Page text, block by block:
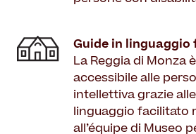
Guide in
La Reggia di Monza
accessibile alle
intellettiva grazie
linguaggio facilitato
all’équipe di Museo